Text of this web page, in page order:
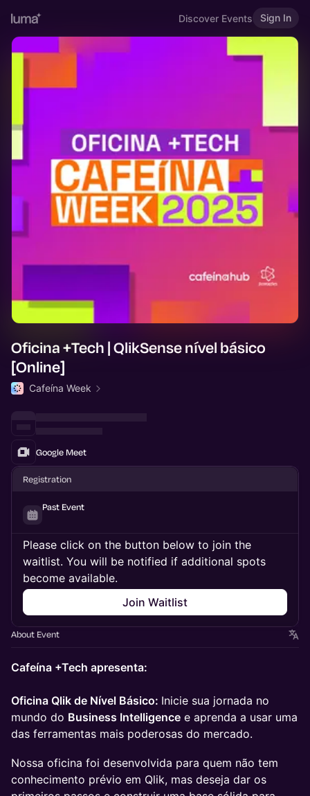
Discover Events Sign In
Oficina +Tech | QlikSense nível básico
[Online]
Cafeína Week
Google Meet
Registration
Past Event
Please click on the button below to join the
waitlist. You will be notified if additional spots
become available.
Join Waitlist
About Event
Cafeína +Tech apresenta:
Oficina Qlik de Nível Básico: Inicie sua jornada no
mundo do Business Intelligence e aprenda a usar uma
das ferramentas mais poderosas do mercado.
Nossa oficina foi desenvolvida para quem não tem
conhecimento prévio em Qlik, mas deseja dar os